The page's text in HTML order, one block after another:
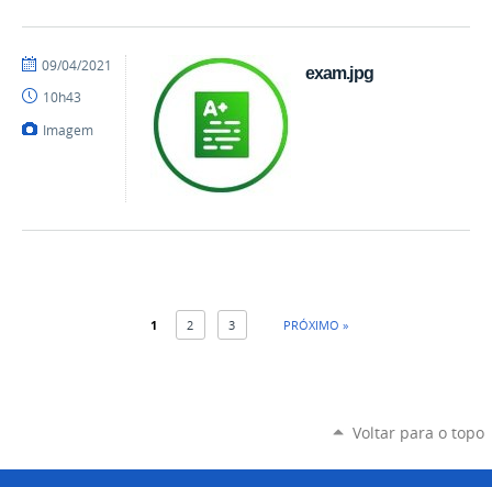
exam.jpg
por
publicado
09/04/2021
10h43
Imagem
1 2 3 PRÓXIMO »
Voltar para o topo